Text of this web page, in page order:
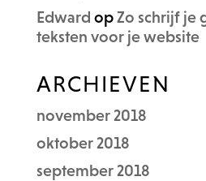
Edward opZo schrijf je
teksten voor je website
ARCHIEVEN
november 2018
oktober 2018
september 2018